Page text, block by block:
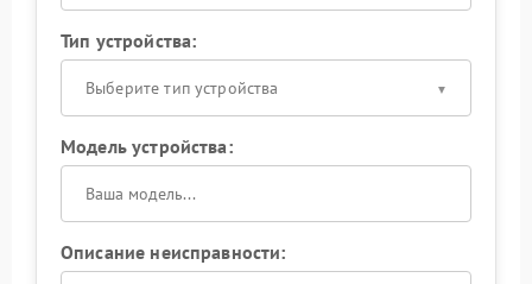
Тип устройства:
Выберите тип устройства
Модель устройства:
Описание неисправности: